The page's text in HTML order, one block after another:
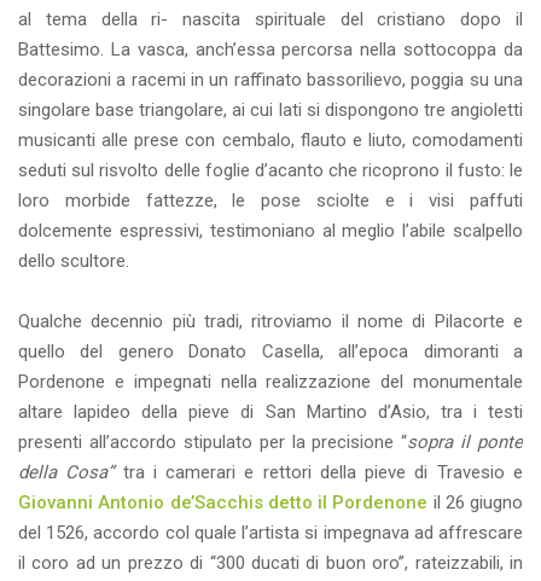
al tema della ri- nascita spirituale del cristiano dopo il
Battesimo. La vasca, anch’essa percorsa nella sottocoppa da
decorazioni a racemi in un raffinato bassorilievo, poggia su una
singolare base triangolare, ai cui lati si dispongono tre angioletti
musicanti alle prese con cembalo, flauto e liuto, comodamenti
seduti sul risvolto delle foglie d’acanto che ricoprono il fusto: le
loro morbide fattezze, le pose sciolte e i visi paffuti
dolcemente espressivi, testimoniano al meglio l’abile scalpello
dello scultore.
Qualche decennio più tradi, ritroviamo il nome di Pilacorte e
quello del genero Donato Casella, all’epoca dimoranti a
Pordenone e impegnati nella realizzazione del monumentale
altare lapideo della pieve di San Martino d’Asio, tra i testi
presenti all’accordo stipulato per la precisione “sopra il ponte
della Cosa”tra i camerari e rettori della pieve di Travesio e
Giovanni Antonio de’Sacchis detto il Pordenone il 26 giugno
del 1526, accordo col quale l’artista si impegnava ad affrescare
il coro ad un prezzo di “300 ducati di buon oro”, rateizzabili, in